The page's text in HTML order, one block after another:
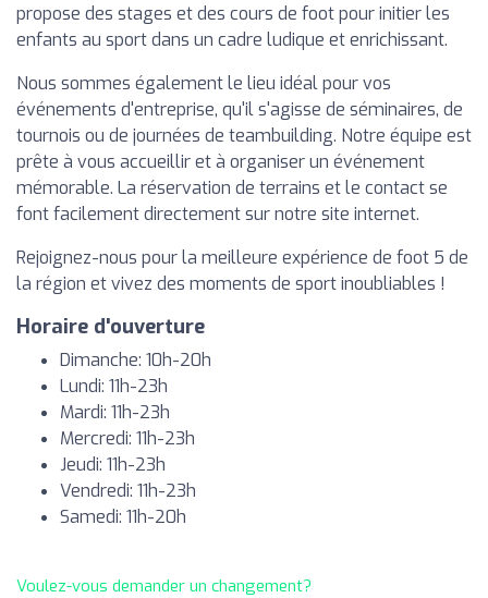
propose des stages et des cours de foot pour initier les
enfants au sport dans un cadre ludique et enrichissant.
Nous sommes également le lieu idéal pour vos
événements d'entreprise, qu'il s'agisse de séminaires, de
tournois ou de journées de teambuilding. Notre équipe est
prête à vous accueillir et à organiser un événement
mémorable. La réservation de terrains et le contact se
font facilement directement sur notre site internet.
Rejoignez-nous pour la meilleure expérience de foot 5 de
la région et vivez des moments de sport inoubliables !
Horaire d'ouverture
Dimanche: 10h-20h
Lundi: 11h-23h
Mardi: 11h-23h
Mercredi: 11h-23h
Jeudi: 11h-23h
Vendredi: 11h-23h
Samedi: 11h-20h
Voulez-vous demander un changement?